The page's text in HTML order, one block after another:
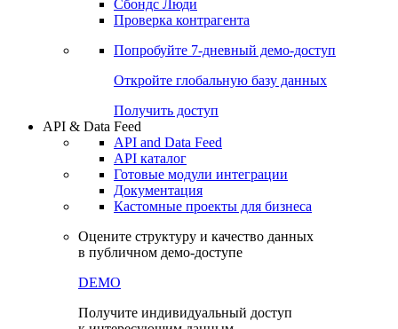
Сбондс Люди
Проверка контрагента
Попробуйте 7-дневный демо-доступ
Откройте глобальную базу данных
Получить доступ
API & Data Feed
API and Data Feed
API каталог
Готовые модули интеграции
Документация
Кастомные проекты для бизнеса
Оцените структуру и качество данных
в публичном демо-доступе
DEMO
Получите индивидуальный доступ